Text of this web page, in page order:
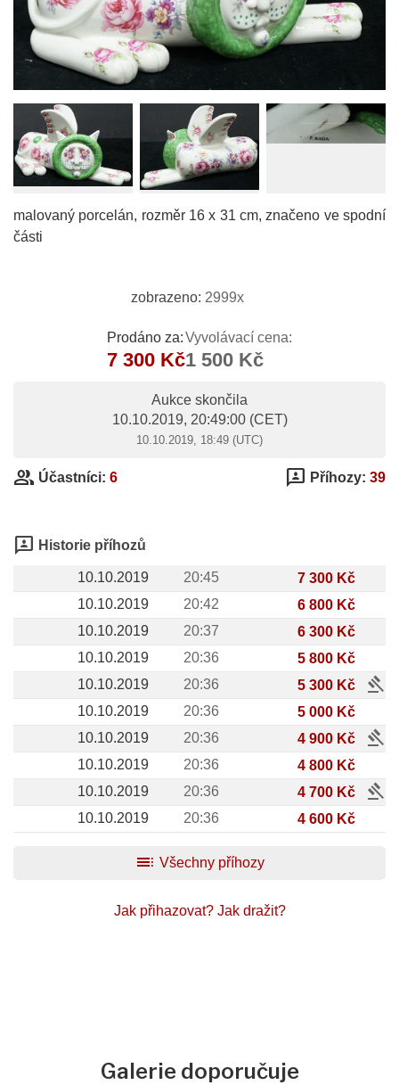
malovaný porcelán, rozměr 16 x 31 cm, značeno ve spodní
části
zobrazeno: 2999x
Prodáno za:
7 300 Kč
Vyvolávací cena:
1 500 Kč
Aukce skončila
10.10.2019, 20:49:00(CET)
10.10.2019, 18:49 (UTC)
group Účastníci: 6 3p Příhozy: 39
3p Historie příhozů
10.10.2019 20:45
7 300 Kč
10.10.2019
20:42
6 800 Kč
10.10.2019
20:37
6 300 Kč
10.10.2019
20:36
5 800 Kč
10.10.2019
20:36 5 300 Kč gavel
10.10.2019 20:36
5 000 Kč
10.10.2019
20:36 4 900 Kč gavel
10.10.2019 20:36
4 800 Kč
10.10.2019
20:36 4 700 Kč gavel
10.10.2019 20:36 4 600 Kč
toc Všechny příhozy
Jak přihazovat? Jak dražit?
Galerie doporučuje